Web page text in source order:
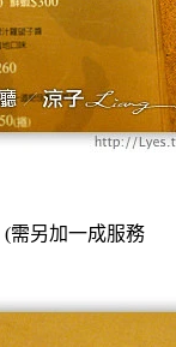
(需另加一成服務